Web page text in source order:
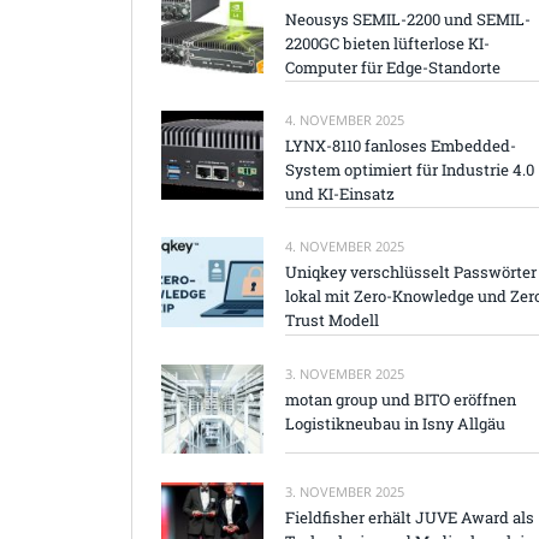
Neousys SEMIL-2200 und SEMIL-
2200GC bieten lüfterlose KI-
Computer für Edge-Standorte
4. NOVEMBER 2025
LYNX-8110 fanloses Embedded-
System optimiert für Industrie 4.0
und KI-Einsatz
4. NOVEMBER 2025
Uniqkey verschlüsselt Passwörter
lokal mit Zero-Knowledge und
Trust Modell
3. NOVEMBER 2025
motan group und BITO eröffnen
Logistikneubau in Isny Allgäu
3. NOVEMBER 2025
Fieldfisher erhält JUVE Award als